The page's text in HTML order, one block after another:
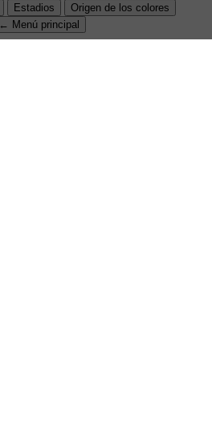
Estadios
Origen de los colores
← Menú principal